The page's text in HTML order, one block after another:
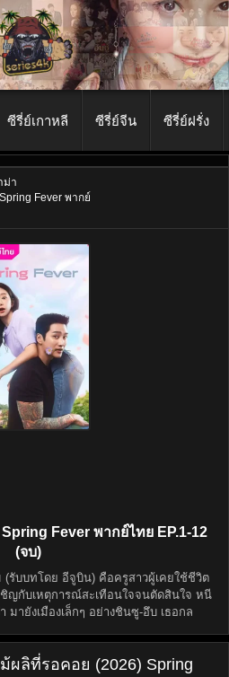
ซีรี่ย์เกาหลี ซีรี่ย์จีน ซีรี่ย์ฝรั่ง
ม่า
Fever พากย์
Fever พากย์ไทย EP.1-12
(จบ)
รับบทโดย อีจูบิน) คือครูสาวผู้เคยใช้ชีวิต
ชิญกับเหตุการณ์สะเทือนใจจนตัดสินใจ หนี
มายังเมืองเล็กๆ อย่างชินซู-อึบ เธอกล
ผลิที่รอคอย (2026) Spring